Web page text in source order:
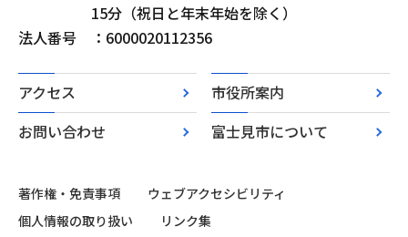
15分（祝日と年末年始を除く）
法人番号
：6000020112356
アクセス
市役所案内
お問い合わせ
富士見市について
著作権・免責事項
ウェブアクセシビリティ
個人情報の取り扱い
リンク集